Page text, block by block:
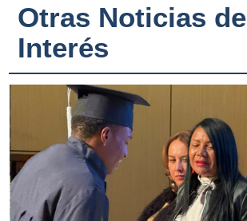
Otras Noticias de
Interés